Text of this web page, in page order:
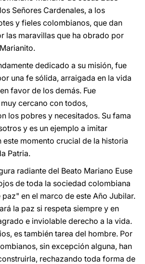
Señores Cardenales, a los
y fieles colombianos, que dan
las maravillas que ha obrado por
dedicado a su misión, fue
una fe sólida, arraigada en la vida
favor de los demás. Fue
cercano con todos,
los pobres y necesitados. Su fama
y es un ejemplo a imitar
este momento crucial de la historia
Patria.
radiante del Beato Mariano Euse
de toda la sociedad colombiana
en el marco de este Año Jubilar.
la paz si respeta siempre y en
e inviolable derecho a la vida.
es también tarea del hombre. Por
sin excepción alguna, han
rechazando toda forma de